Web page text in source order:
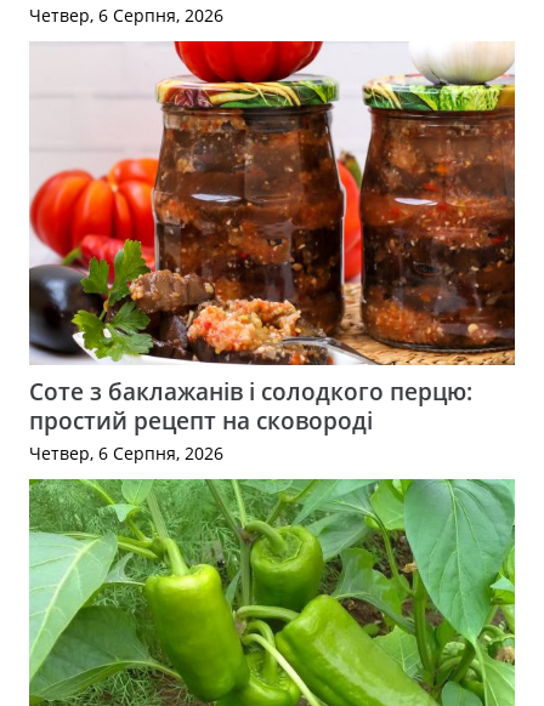
Четвер, 6 Серпня, 2026
Соте з баклажанів і солодкого перцю:
простий рецепт на сковороді
Четвер, 6 Серпня, 2026